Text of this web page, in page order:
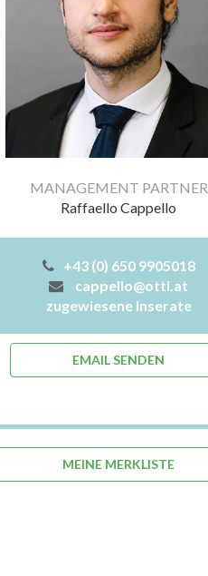
MANAGEMENT PARTNER
Raffaello Cappello
+43 (0) 650 9905018
cappello@otti.at
zugewiesene Inserate
EMAIL SENDEN
MEINE MERKLISTE